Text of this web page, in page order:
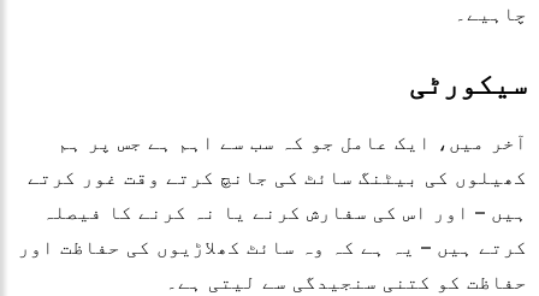
چاہیے۔
سیکورٹی
آخر میں، ایک عامل جو کہ سب سے اہم ہے جس پر ہم
کھیلوں کی بیٹنگ سائٹ کی جانچ کرتے وقت غور کرتے
ہیں – اور اس کی سفارش کرنے یا نہ کرنے کا فیصلہ
کرتے ہیں – یہ ہے کہ وہ سائٹ کھلاڑیوں کی حفاظت اور
حفاظت کو کتنی سنجیدگی سے لیتی ہے۔